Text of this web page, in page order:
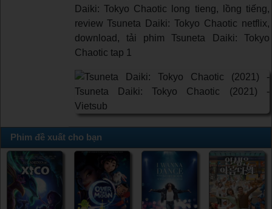
Daiki: Tokyo Chaotic long tieng, lồng tiếng,
review Tsuneta Daiki: Tokyo Chaotic netflix,
download, tải phim Tsuneta Daiki: Tokyo
Chaotic tap 1
Phim đề xuất cho bạn